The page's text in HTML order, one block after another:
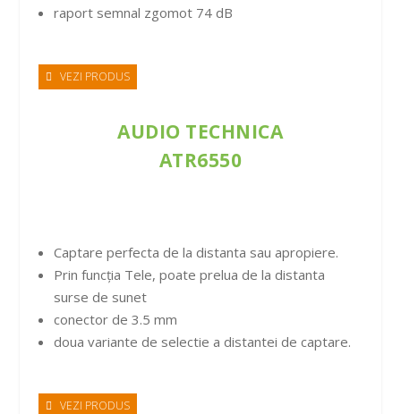
raport semnal zgomot 74 dB
VEZI PRODUS
AUDIO TECHNICA
ATR6550
Captare perfecta de la distanta sau apropiere.
Prin funcția Tele, poate prelua de la distanta
surse de sunet
conector de 3.5 mm
doua variante de selectie a distantei de captare.
VEZI PRODUS